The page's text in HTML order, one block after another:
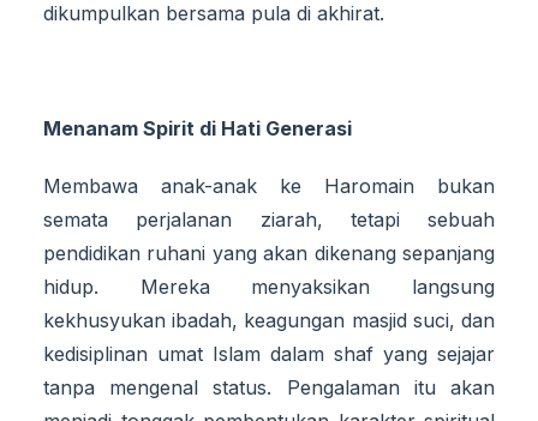
dikumpulkan bersama pula di akhirat.
Menanam Spirit di Hati Generasi
Membawa anak-anak ke Haromain bukan
semata perjalanan ziarah, tetapi sebuah
pendidikan ruhani yang akan dikenang sepanjang
hidup. Mereka menyaksikan langsung
kekhusyukan ibadah, keagungan masjid suci, dan
kedisiplinan umat Islam dalam shaf yang sejajar
tanpa mengenal status. Pengalaman itu akan